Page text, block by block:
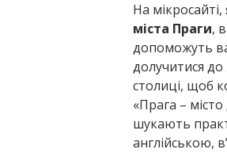
На
міста Праги,
допоможуть
долучитися
столиці, щоб
«Прага –
шукають
англійською,